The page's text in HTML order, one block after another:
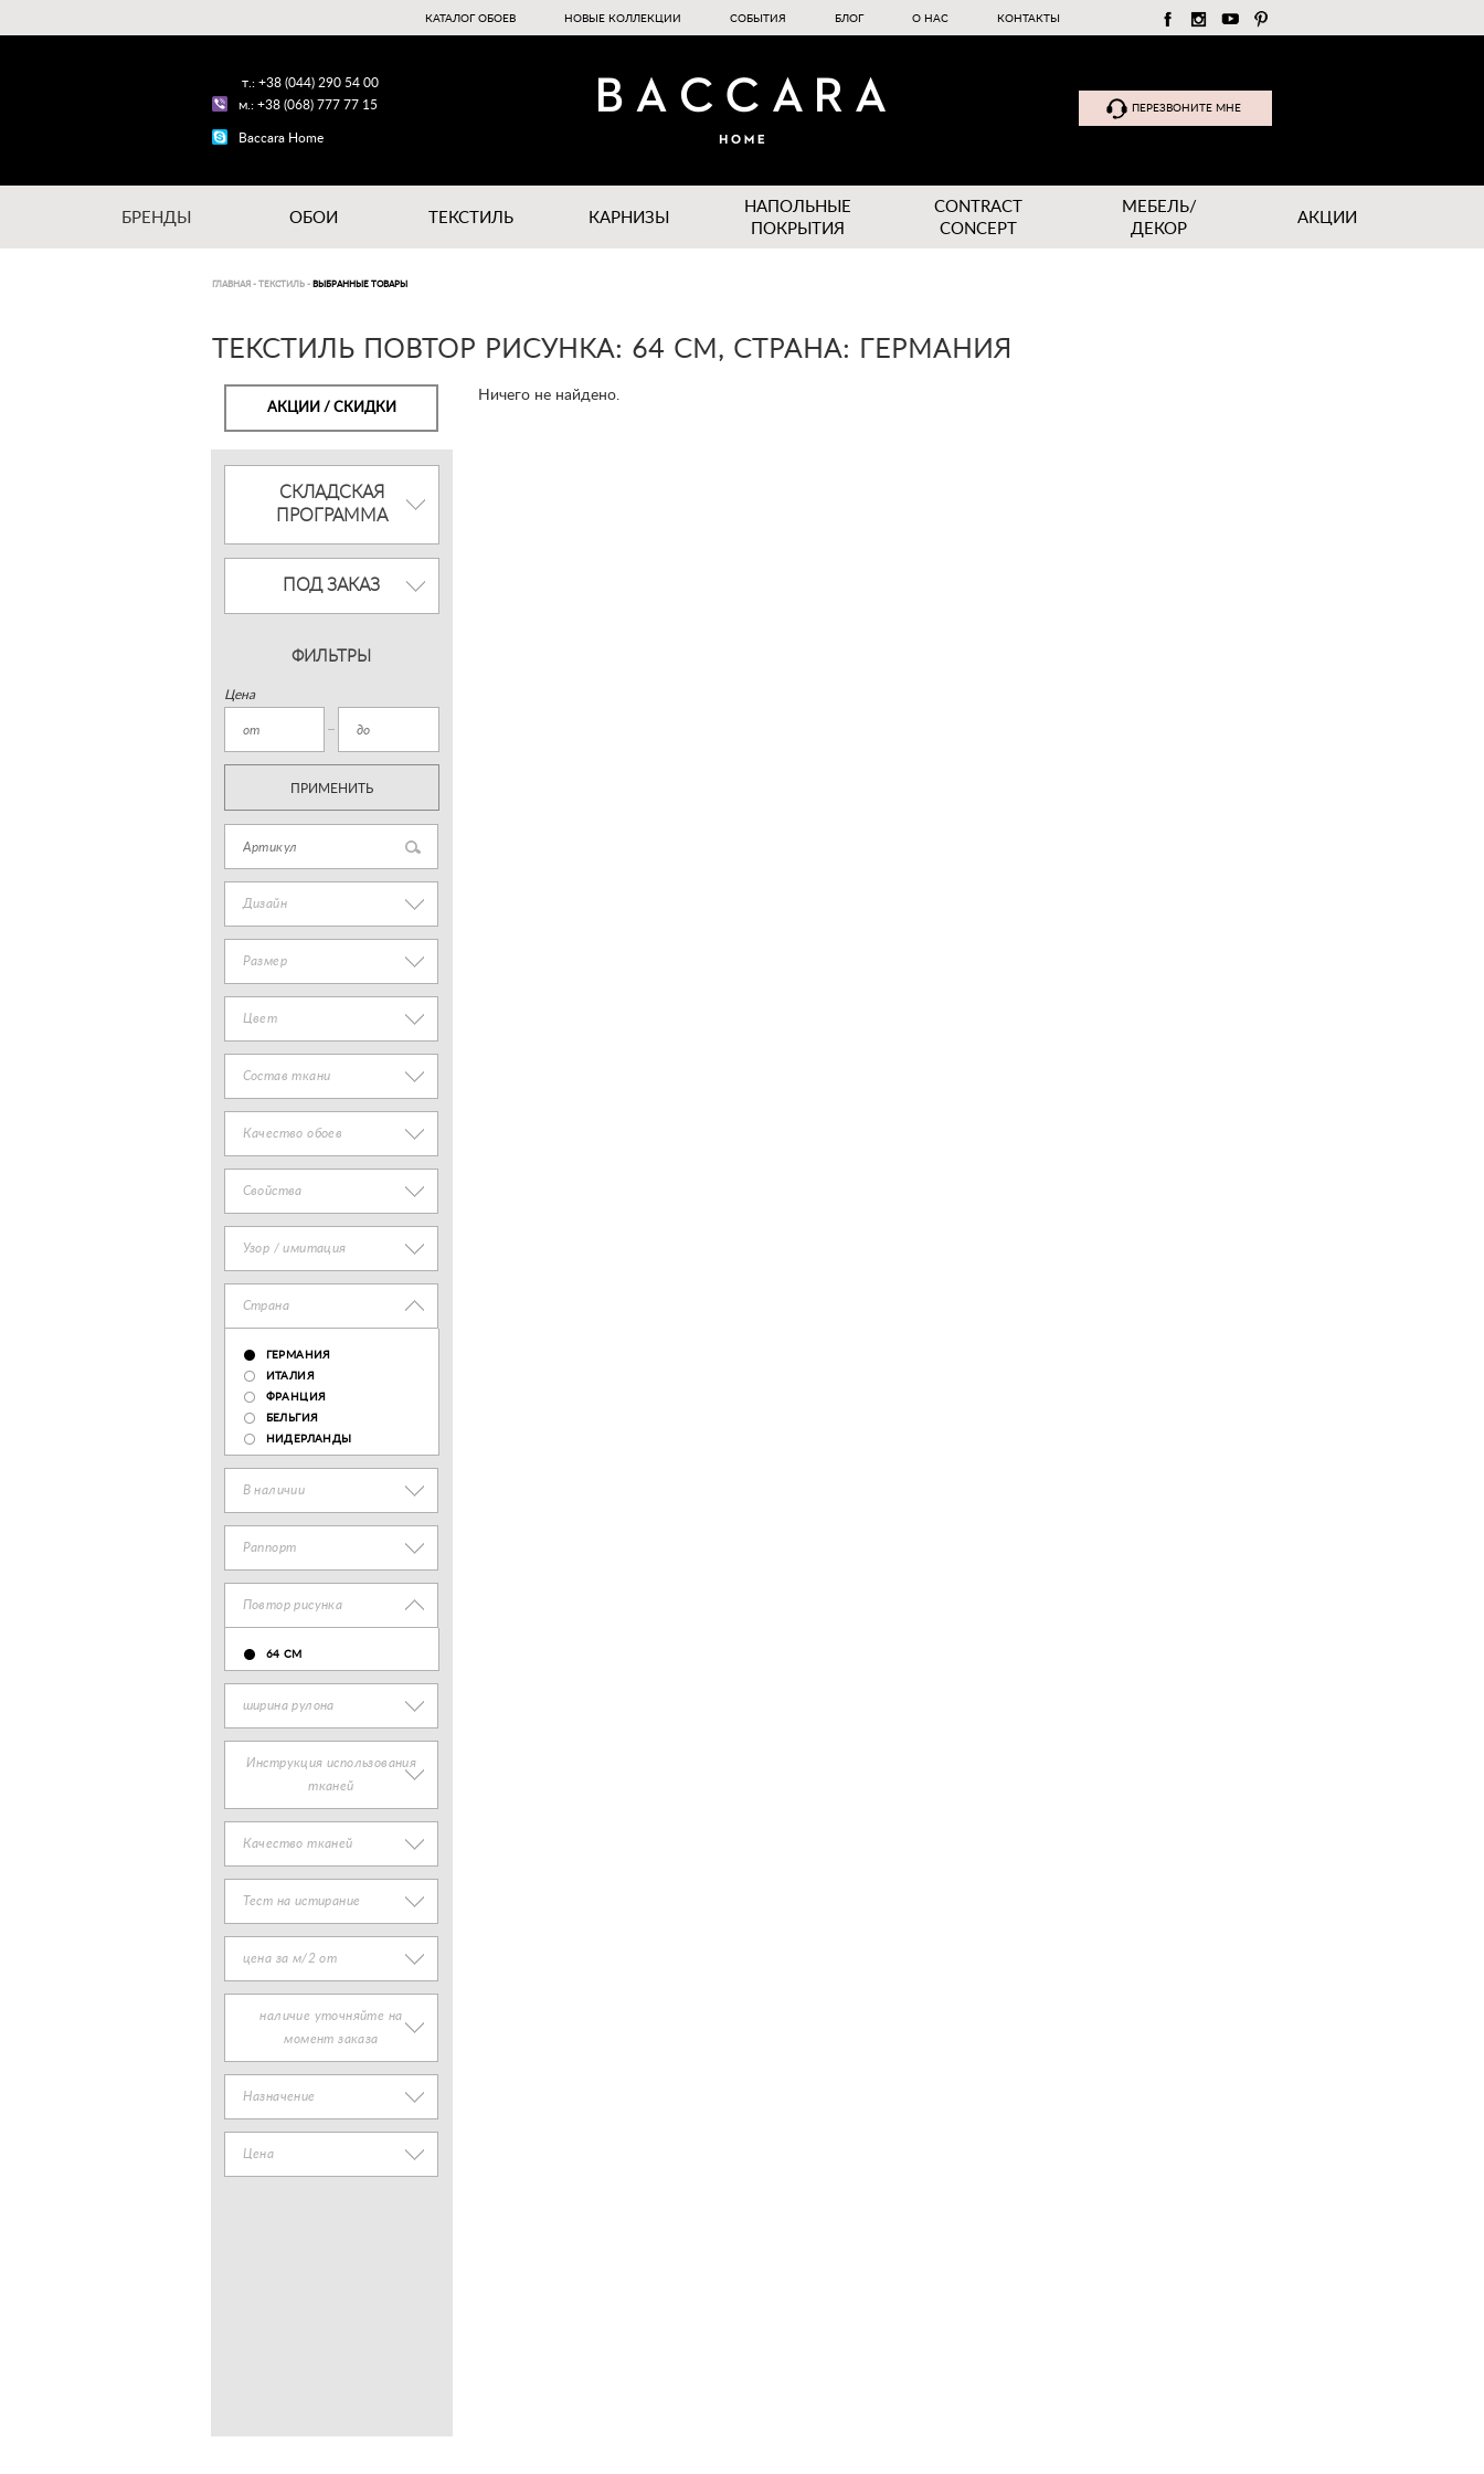
КАТАЛОГ ОБОЕВ НОВЫЕ КОЛЛЕКЦИИ СОБЫТИЯ БЛОГ О НАС КОНТАКТЫ
т.: +38 (044) 290 54 00
м.: +38 (068) 777 77 15
Baccara Home
ПЕРЕЗВОНИТЕ МНЕ
БРЕНДЫ ОБОИ ТЕКСТИЛЬ КАРНИЗЫ
НАПОЛЬНЫЕ
ПОКРЫТИЯ
CONTRACT
CONCEPT
МЕБЕЛЬ/
ДЕКОР
АКЦИИ
ГЛАВНАЯ - ТЕКСТИЛЬ - ВЫБРАННЫЕ ТОВАРЫ
ТЕКСТИЛЬ ПОВТОР РИСУНКА: 64 СМ, СТРАНА: ГЕРМАНИЯ
АКЦИИ / СКИДКИ
СКЛАДСКАЯ
ПРОГРАММА
ПОД ЗАКАЗ
ФИЛЬТРЫ
Цена
ПРИМЕНИТЬ
Дизайн
Размер
Цвет
Состав ткани
Качество обоев
Свойства
Узор / имитация
Страна
ГЕРМАНИЯ
ИТАЛИЯ
ФРАНЦИЯ
БЕЛЬГИЯ
НИДЕРЛАНДЫ
В наличии
Раппорт
Повтор рисунка
64 СМ
ширина рулона
Инструкция использования
тканей
Качество тканей
Тест на истирание
цена за м/2 от
наличие уточняйте на
момент заказа
Назначение
Цена
Ничего не найдено.